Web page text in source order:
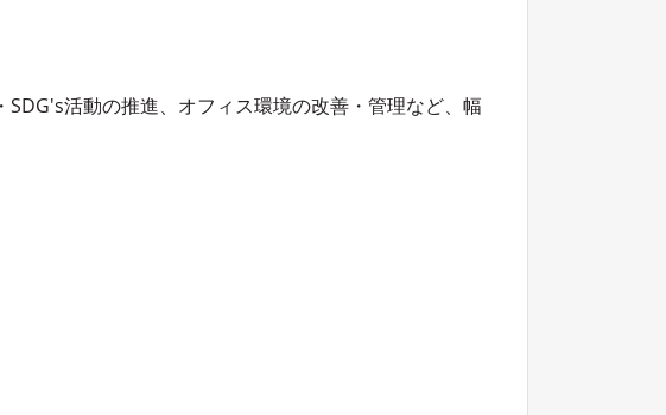
活動の推進、オフィス環境の改善・管理など、幅